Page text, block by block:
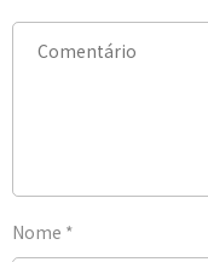
Nome *